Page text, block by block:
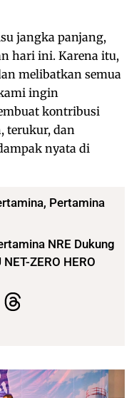
jangka panjang,
hari ini. Karena itu,
melibatkan semua
ingin
kontribusi
terukur, dan
nyata di
, Pertamina
NRE Dukung
ZERO HERO